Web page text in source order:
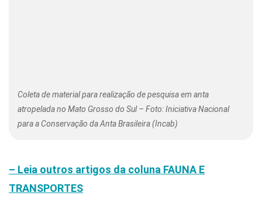
Coleta de material para realização de pesquisa em anta
atropelada no Mato Grosso do Sul – Foto: Iniciativa Nacional
para a Conservação da Anta Brasileira (Incab)
– Leia outros artigos da coluna FAUNA E
TRANSPORTES